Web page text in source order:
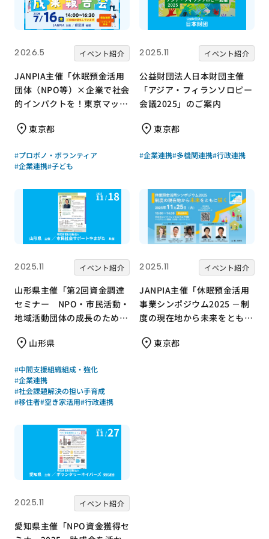
2026.5 イベント紹介
JANPIA主催「休眠預金活用
団体（NPO等）×企業で社会
的インパクトを！東京マッチ
紹介東京都
#プロボノ・ボランティア
#企業連携#子ども
2025.11 イベント紹介
公益財団法人日本財団主催
「アジア・フィランソロピー
会議2025」のご案内
東京都
#企業連携#多機関連携#行政連携
2025.11 イベント紹介
山形県主催「第2回資金調達
セミナー NPO・市民活動・
地域活動団体の成長のための
山形県
#中間支援組織組成・強化
#企業連携
#社会課題解決の担い手育成
#移住者#空き家活用#行政連携
2025.11 イベント紹介
JANPIA主催「休眠預金活用
事業シンポジウム2025 －制
度の現在地から未来をともに
東京都
2025.11 イベント紹介
愛知県主催「NPO資金獲得セ